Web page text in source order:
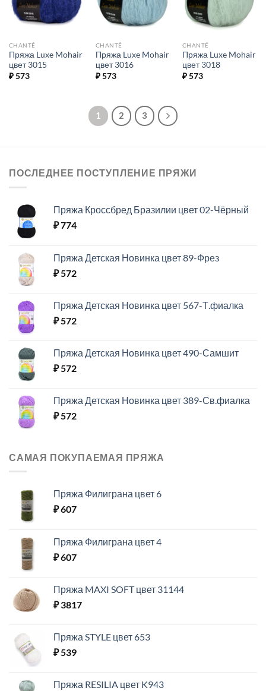
CHANTÉ
Пряжа Luxe Mohair
цвет 3015
₽573
CHANTÉ
Пряжа Luxe Mohair
цвет 3016
₽573
CHANTÉ
Пряжа Luxe Mohair
цвет 3018
₽573
1 2 3
ПОСЛЕДНЕЕ ПОСТУПЛЕНИЕ ПРЯЖИ
Пряжа Кроссбред Бразилии цвет 02-Чёрный
₽774
Пряжа Детская Новинка цвет 89-Фрез
₽572
Пряжа Детская Новинка цвет 567-Т.фиалка
₽572
Пряжа Детская Новинка цвет 490-Самшит
₽572
Пряжа Детская Новинка цвет 389-Св.фиалка
₽572
САМАЯ ПОКУПАЕМАЯ ПРЯЖА
Пряжа Филиграна цвет 6
₽607
Пряжа Филиграна цвет 4
₽607
Пряжа MAXI SOFT цвет 31144
₽3817
Пряжа STYLE цвет 653
₽539
Пряжа RESILIA цвет K943